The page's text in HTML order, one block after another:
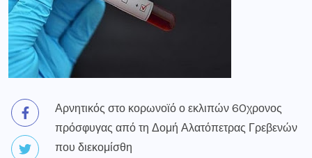
Αρνητικός στο κορωνοϊό ο εκλιπών 60χρονος
πρόσφυγας από τη Δομή Αλατόπετρας Γρεβενών
που διεκομίσθη